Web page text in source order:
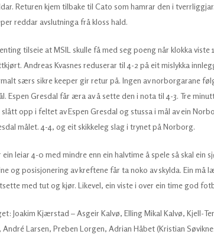
Returen kjem tilbake til Cato som hamrar den i
reddar avslutninga frå kloss hald.
tilseie at MSIL skulle få med seg poeng når klokka
Andreas Kvasnes reduserar til 4-2 på eit mislykka
særs sikre keeper gir retur på. Ingen av norborgarane
Espen Gresdal får æra av å sette den i nota til 4-3. Tre
opp i feltet av Espen Gresdal og stussa i mål av ein
målet. 4-4, og eit skikkeleg slag i trynet på Norborg.
ein leiar 4-0 med mindre enn ein halvtime å spele så skal ein
og posisjonering av kreftene får ta noko av skylda. Ein må
med tut og kjør. Likevel, ein viste i over ein time god
Joakim Kjærstad – Asgeir Kalvø, Elling Mikal Kalvø, Kjell-
André Larsen, Preben Lorgen, Adrian Håbet (Kristian